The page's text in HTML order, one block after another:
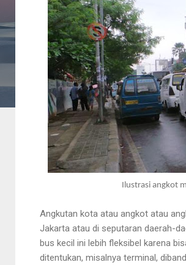
Ilustrasi angkot
Angkutan kota atau angkot atau
Jakarta atau di seputaran daerah-
bus kecil ini lebih fleksibel karena
ditentukan, misalnya terminal,